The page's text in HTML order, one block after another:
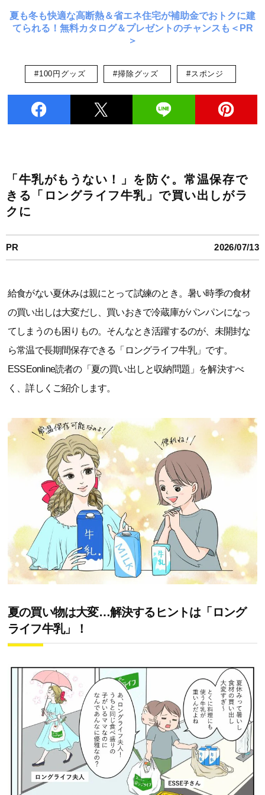
夏も冬も快適な高断熱＆省エネ住宅が補助金でおトクに建
てられる！無料カタログ＆プレゼントのチャンスも＜PR
＞
#100円グッズ #掃除グッズ #スポンジ
「牛乳がもうない！」を防ぐ。常温保存で
きる「ロングライフ牛乳」で買い出しがラ
クに
PR 2026/07/13
給食がない夏休みは親にとって試練のとき。暑い時季の食材
の買い出しは大変だし、買いおきで冷蔵庫がパンパンになっ
てしまうのも困りもの。そんなとき活躍するのが、未開封な
ら常温で長期間保存できる「ロングライフ牛乳」です。
ESSEonline読者の「夏の買い出しと収納問題」を解決すべ
く、詳しくご紹介します。
夏の買い物は大変…解決するヒントは「ロング
ライフ牛乳」！